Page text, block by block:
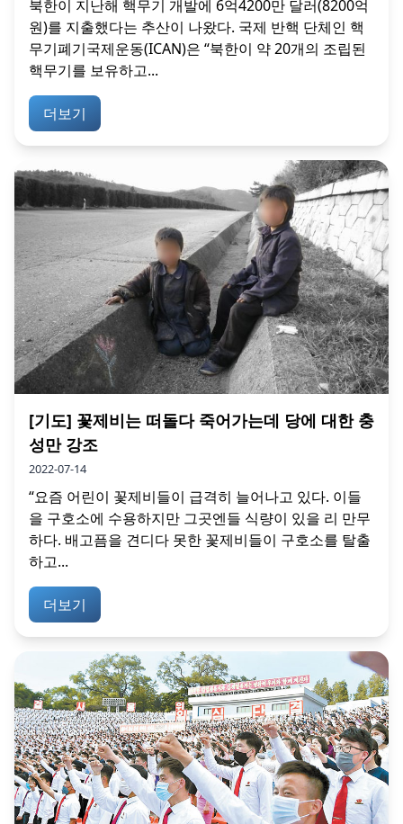
북한이 지난해 핵무기 개발에 6억4200만 달러(8200억
원)를 지출했다는 추산이 나왔다. 국제 반핵 단체인 핵
무기폐기국제운동(ICAN)은 “북한이 약 20개의 조립된
핵무기를 보유하고...
더보기
[기도] 꽃제비는 떠돌다 죽어가는데 당에 대한 충
성만 강조
2022-07-14
“요즘 어린이 꽃제비들이 급격히 늘어나고 있다. 이들
을 구호소에 수용하지만 그곳엔들 식량이 있을 리 만무
하다. 배고픔을 견디다 못한 꽃제비들이 구호소를 탈출
하고...
더보기